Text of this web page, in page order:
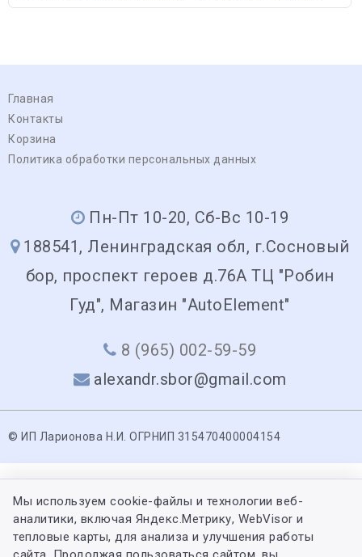
Главная
Контакты
Корзина
Политика обработки персональных данных
Пн-Пт 10-20, Сб-Вс 10-19
188541, Ленинградская обл, г.Сосновый
бор, проспект героев д.76А ТЦ "Робин
Гуд", Магазин "AutoElement"
8 (965) 002-59-59
alexandr.sbor@gmail.com
© ИП Ларионова Н.И. ОГРНИП 315470400004154
Мы используем cookie-файлы и технологии веб-
аналитики, включая Яндекс.Метрику, WebVisor и
тепловые карты, для анализа и улучшения работы